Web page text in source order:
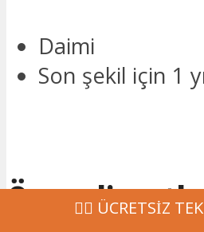
Daimi
Son şekil için 1
Önemli‍👩‍⚕ ÜCRETSİZ